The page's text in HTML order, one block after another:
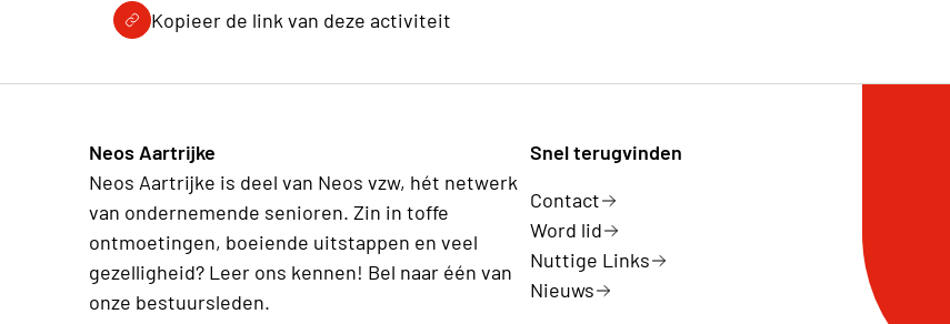
Kopieer de link van deze activiteit
Neos Aartrijke
Neos Aartrijke is deel van Neos vzw, hét netwerk
van ondernemende senioren. Zin in toffe
ontmoetingen, boeiende uitstappen en veel
gezelligheid? Leer ons kennen! Bel naar één van
onze bestuursleden.
Snel terugvinden
Contact
Word lid
Nuttige Links
Nieuws